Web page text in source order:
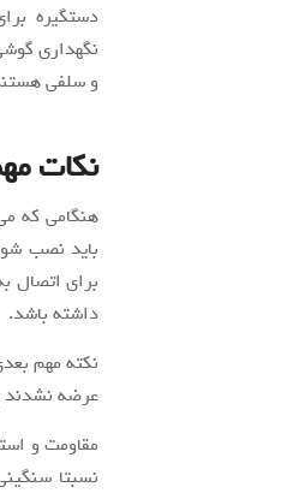
دستگیره
نگهداری
و سلفی
نکات
هنگامی که
باید نصب
برای اتصال
داشته باشد.
نکته مهم
عرضه نشدند
مقاومت و
نسبتا